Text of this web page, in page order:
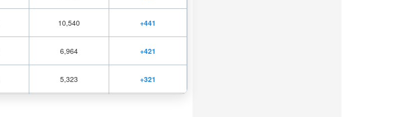
10,540 +441
6,964 +421
5,323 +321